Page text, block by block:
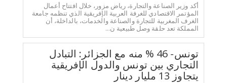
أكد وزير الصناعة والتجارة، رياض مزور، خلال افتتاح أعمال
المؤتمر الاقتصادي للغرفة العربية الإفريقية الذي تنظمه جامعة
الغرف المغربية للتجارة والصناعة والخدمات، بالداخلة، أن
المملكة تعد حلقة وصل طبيعية ن...
تونس- 46 % منه مع الجزائر: التبادل
التجاري بين تونس والدول الإفريقية
يتجاوز 13 مليار دينار